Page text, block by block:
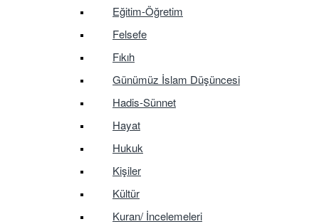
Eğitim-Öğretim
Felsefe
Fıkıh
Günümüz İslam Düşüncesi
Hadis-Sünnet
Hayat
Hukuk
Kişiler
Kültür
Kuran/ İncelemeleri